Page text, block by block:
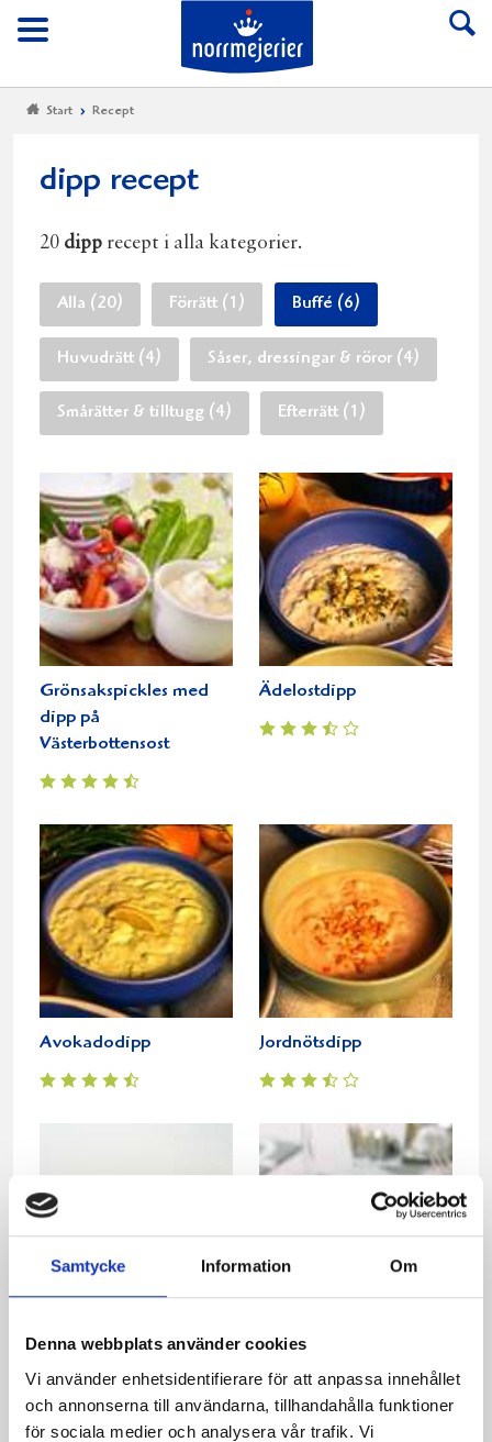
Samtycke Information Om
Denna webbplats använder cookies
Vi använder enhetsidentifierare för att anpassa innehållet
och annonserna till användarna, tillhandahålla funktioner
för sociala medier och analysera vår trafik. Vi
Meny
Till Norrmejerier
Start Recept
dipp recept
20 dipp recept i alla kategorier.
Alla (20) Förrätt (1) Buffé (6)
Huvudrätt (4) Såser, dressingar & röror (4)
Smårätter & tilltugg (4) Efterrätt (1)
Grönsakspickles med
dipp på
Västerbottensost
Ädelostdipp
Avokadodipp Jordnötsdipp
Tonfiskdipp
Fyllda färsspett med
Västerbottensost, bacon
och
koriander-/kummindippa